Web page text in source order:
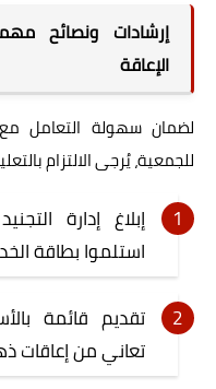
إرشادات ونصائح
الإعاقة
لضمان سهولة التعامل مع
للجمعية، يُرجى الالتزام
إبلاغ إدارة
استلموا بطاقة الخدمة
تقديم قائمة
تعاني من إعاقات